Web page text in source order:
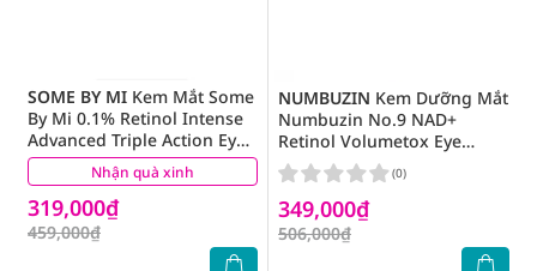
Nhận quà xinh
SOME BY MI Kem Mắt Some
By Mi 0.1% Retinol Intense
Advanced Triple Action Eye
Cream 30ml
319,000₫
459,000₫
(10)
NUMBUZIN Kem Dưỡng Mắt
Numbuzin No.9 NAD+
Retinol Volumetox Eye
Cream 10ml
349,000₫
506,000₫
(0)